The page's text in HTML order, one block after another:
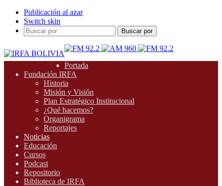
Publicación al azar
Switch skin
Buscar por
Portada
Fundación IRFA
Historia
Misión y Visión
Plan Estratégico Institucional
¿Qué hacemos?
Organigrama
Reportajes
Noticias
Educación
Cursos
Podcast
Repositorio
Biblioteca de IRFA